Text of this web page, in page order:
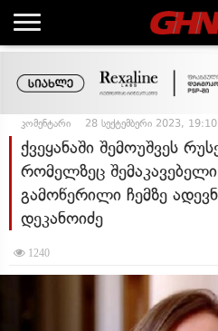
კომენტარი 28 სექტემბერი 2023, 19:10
ქვეყანაში შემოუშვეს
რომელზეც
გამოწერილი ჩემზე
დეკანოიძე
1240